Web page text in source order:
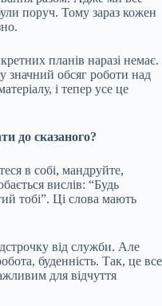
поруч. Тому зараз кожен
планів наразі немає.
значний обсяг роботи над
і тепер усе це
до сказаного?
в собі, мандруйте,
вислів: “Будь
тобі”. Ці слова мають
від служби. Але
буденність. Так, це все
для відчуття